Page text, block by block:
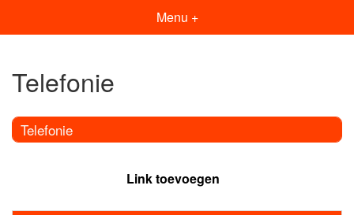
Menu +
Telefonie
Telefonie
Link toevoegen